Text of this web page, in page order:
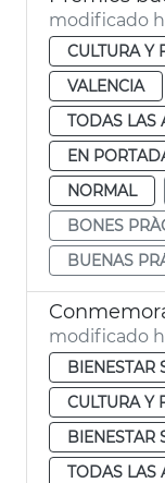
modificado
CULTURA Y
VALENCIA
TODAS LAS
EN
NORMAL
BONES
BUENAS
modificado
BIENESTAR
CULTURA Y
BIENESTAR
TODAS LAS